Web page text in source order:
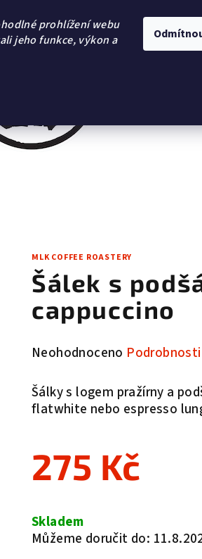
prohlížení webu
jeho funkce, výkon a
MLK COFFEE ROASTERY
Šálek s
cappuccino
Průměrné
produktu
je
5
hvězdiček.
Neohodnoceno
Šálky s logem pražírny a
flatwhite nebo espresso
275 Kč
cena:
Skladem
Můžeme doručit do: